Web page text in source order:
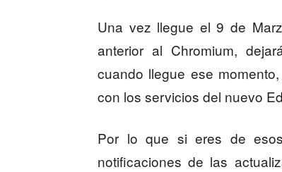
Una vez llegue el 9 de
anterior al Chromium,
cuando llegue ese
con los servicios del nuevo
Por lo que si eres de
notificaciones de las